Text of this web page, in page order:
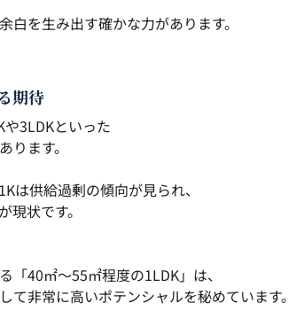
白を生み出す確かな力があります。
期待
3LDKといった
ります。
は供給過剰の傾向が見られ、
状です。
40㎡〜55㎡程度の1LDK」は、
て非常に高いポテンシャルを秘めています